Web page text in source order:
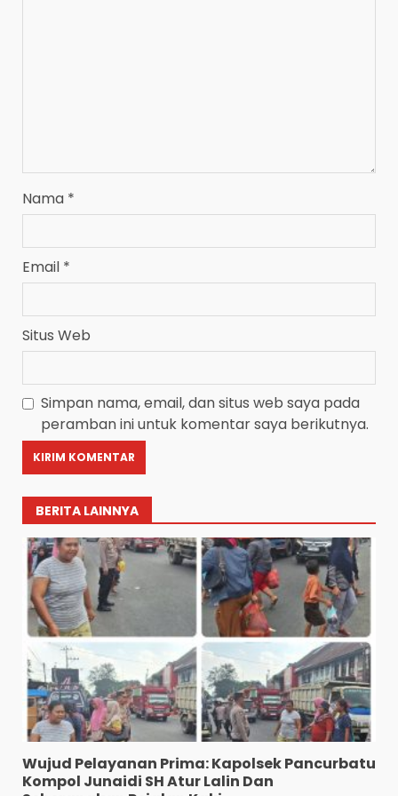
Nama *
Email *
Situs Web
Simpan nama, email, dan situs web saya pada
peramban ini untuk komentar saya berikutnya.
BERITA LAINNYA
Wujud Pelayanan Prima: Kapolsek Pancurbatu
Kompol Junaidi SH Atur Lalin Dan